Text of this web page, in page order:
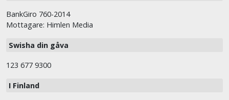
BankGiro 760-2014
Mottagare: Himlen Media
Swisha din gåva
123 677 9300
I Finland